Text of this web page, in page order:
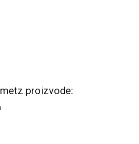
proizvode: